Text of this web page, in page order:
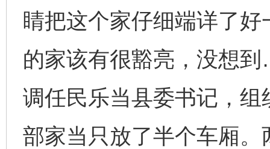
睛把这个家仔细端详了
的家该有很豁亮，没想
调任民乐当县委书记，
部家当只放了半个车厢。